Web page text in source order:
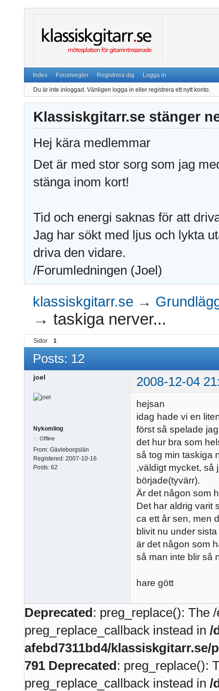
Index Forumregler Registrera dig Logga in
Du är inte inloggad. Vänligen logga in eller registrera ett nytt konto.
Klassiskgitarr.se stänger
Hej kära medlemmar
Det är med stor sorg som jag
stänga inom kort!
Tid och energi saknas för att
Jag har sökt med ljus och lykta
driva den vidare.
/Forumledningen (Joel)
klassiskgitarr.se →
→taskiga nerver...
Sidor 1
Posts: 12
joel 2008-12-04
Nykomling
Offline
From: Gävleborgslän
Registered: 2007-10-16
Posts: 62
hejsan
idag hade vi en
först så spelade
det hur bra som
så tog min taskiga
,väldigt mycket, så
började(tyvärr).
Är det någon som
Det har aldrig varit
ca ett år sen, men
blivit nu under
är det någon som
så man inte blir
hare gött
Deprecated: preg_replace(): The
preg_replace_callback instead in /
afebd7311bd4/
791 Deprecated: preg_replace():
preg_replace_callback instead in /